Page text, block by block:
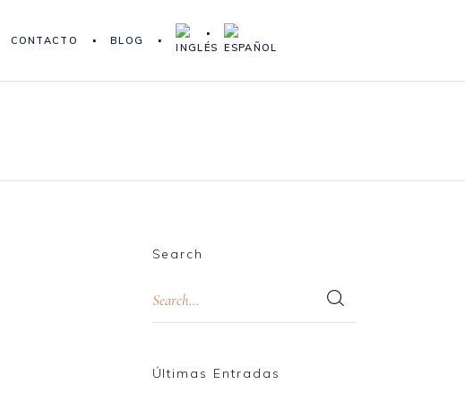
CONTACTO BLOG
Search
Últimas Entradas